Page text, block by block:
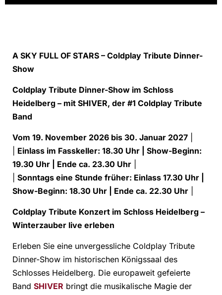
A SKY FULL OF STARS – Coldplay Tribute Dinner-
Show
Coldplay Tribute Dinner-Show im Schloss
Heidelberg – mit SHIVER, der #1 Coldplay Tribute
Band
Vom 19. November 2026 bis 30. Januar 2027
Einlass im Fasskeller: 18.30 Uhr | Show-Beginn:
19.30 Uhr | Ende ca. 23.30 Uhr
Sonntags eine Stunde früher: Einlass 17.30 Uhr |
Show-Beginn: 18.30 Uhr | Ende ca. 22.30 Uhr
Coldplay Tribute Konzert im Schloss Heidelberg –
Winterzauber live erleben
Erleben Sie eine unvergessliche Coldplay Tribute
Dinner-Show im historischen Königssaal des
Schlosses Heidelberg. Die europaweit gefeierte
Band SHIVER bringt die musikalische Magie der